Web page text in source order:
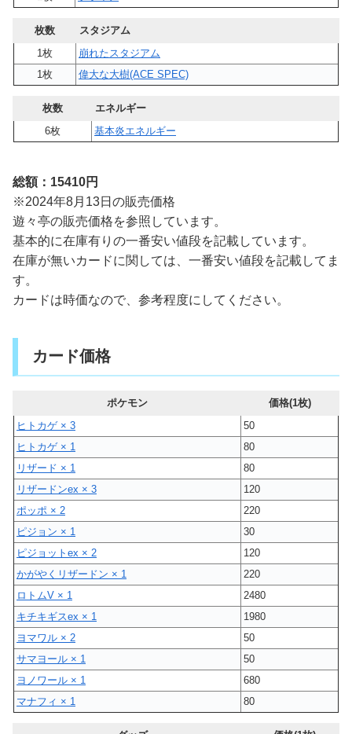
枚数
スタジアム
1枚
崩れたスタジアム
1枚
偉大な大樹(ACE SPEC)
枚数
エネルギー
6枚
基本炎エネルギー
総額：15410円
※2024年8月13日の販売価格
遊々亭の販売価格を参照しています。
基本的に在庫有りの一番安い値段を記載しています。
在庫が無いカードに関しては、一番安い値段を記載してま
す。
カードは時価なので、参考程度にしてください。
カード価格
ポケモン
価格(1枚)
ヒトカゲ × 3
50
ヒトカゲ × 1
80
リザード × 1
80
リザードンex × 3
120
ポッポ × 2
220
ピジョン × 1
30
ピジョットex × 2
120
かがやくリザードン × 1
220
ロトムV × 1
2480
キチキギスex × 1
1980
ヨマワル × 2
50
サマヨール × 1
50
ヨノワール × 1
680
マナフィ × 1
80